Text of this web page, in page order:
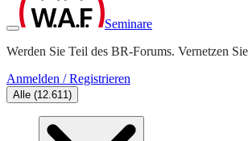
Seminare
Werden Sie Teil des BR-Forums. Vernetzen
Anmelden / Registrieren
Alle (12.611)